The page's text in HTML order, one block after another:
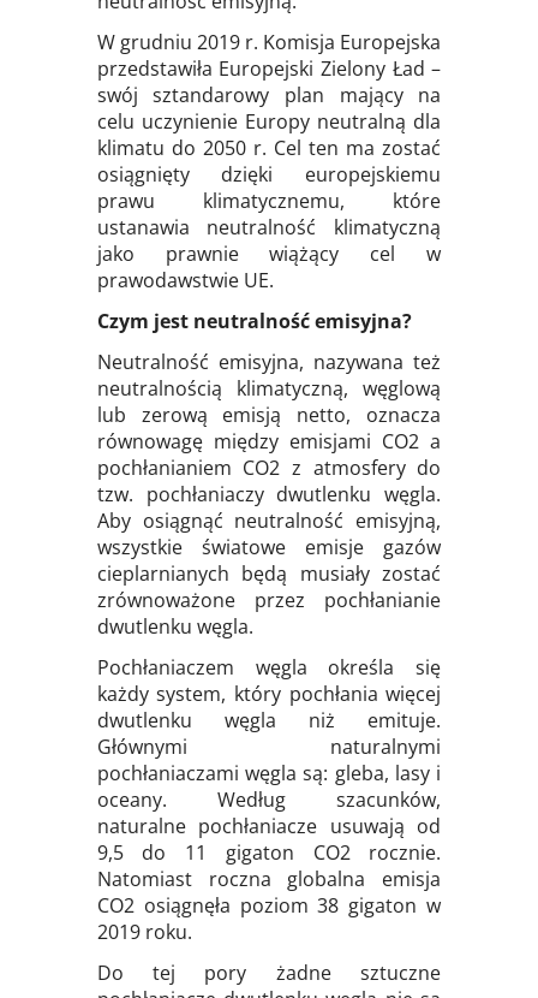
W grudniu 2019 r. Komisja Europejska
przedstawiła Europejski Zielony Ład –
swój sztandarowy plan mający na
celu uczynienie Europy neutralną dla
klimatu do 2050 r. Cel ten ma zostać
osiągnięty dzięki europejskiemu
prawu klimatycznemu, które
ustanawia neutralność klimatyczną
jako prawnie wiążący cel w
prawodawstwie UE.
Czym jest neutralność emisyjna?
Neutralność emisyjna, nazywana też
neutralnością klimatyczną, węglową
lub zerową emisją netto, oznacza
równowagę między emisjami CO2 a
pochłanianiem CO2 z atmosfery do
tzw. pochłaniaczy dwutlenku węgla.
Aby osiągnąć neutralność emisyjną,
wszystkie światowe emisje gazów
cieplarnianych będą musiały zostać
zrównoważone przez pochłanianie
dwutlenku węgla.
Pochłaniaczem węgla określa się
każdy system, który pochłania więcej
dwutlenku węgla niż emituje.
Głównymi naturalnymi
pochłaniaczami węgla są: gleba, lasy i
oceany. Według szacunków,
naturalne pochłaniacze usuwają od
9,5 do 11 gigaton CO2 rocznie.
Natomiast roczna globalna emisja
CO2 osiągnęła poziom 38 gigaton w
2019 roku.
Do tej pory żadne sztuczne